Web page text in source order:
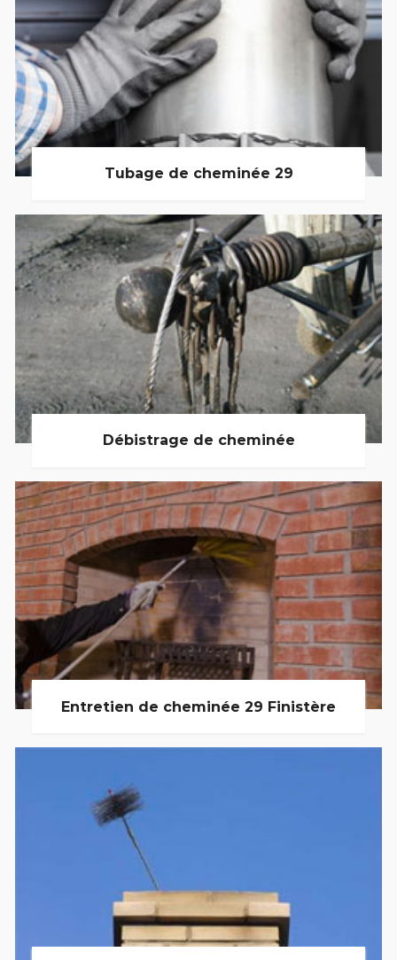
Tubage de cheminée 29
Débistrage de cheminée
Entretien de cheminée 29 Finistère